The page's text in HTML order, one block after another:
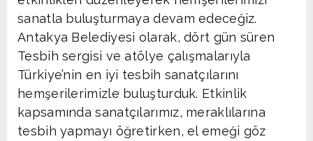
sanatla buluşturmaya devam edeceğiz.
Antakya Belediyesi olarak, dört gün süren
Tesbih sergisi ve atölye çalışmalarıyla
Türkiye’nin en iyi tesbih sanatçılarını
hemşerilerimizle buluşturduk. Etkinlik
kapsamında sanatçılarımız, meraklılarına
tesbih yapmayı öğretirken, el emeği göz